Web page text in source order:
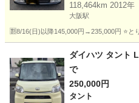
118,464km 2012年
大阪駅
🈹8/16(日)以降145,000円→235,000円 ⭐️
大阪駅 ムーヴ
ダイハツ タント
で
250,000円
タント